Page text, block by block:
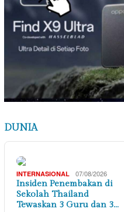
DUNIA
INTERNASIONAL 07/08/2026
Insiden Penembakan di
Sekolah Thailand
Tewaskan 3 Guru dan 3…